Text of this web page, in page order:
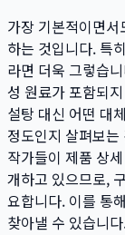
가장 기본적이면
하는 것입니다. 특
라면 더욱 그렇습
성 원료가 포함되
설탕 대신 어떤 대
정도인지 살펴보
작가들이 제품 상
개하고 있으므로,
요합니다. 이를 통
찾아낼 수 있습니